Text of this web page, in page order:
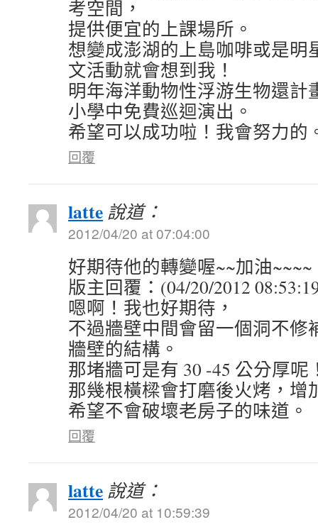
考空間，
提供便宜的上課場所。
想變成澎湖的上島咖啡或是明
文活動就會想到我！
明年海洋動物性浮游生物還計
小學中免費巡迴演出。
希望可以成功啦！我會努力的
回覆
latte 說道：
2012/04/20 at 07:04:00
好期待他的轉變喔~~加油~~~~
版主回覆：(04/20/2012
嗯啊！我也好期待，
不過牆壁中間會留一個洞不修
牆壁的結構。
那堵牆可是有 30 -45 公分厚呢
那幾根橫樑會打磨後火烤，增
希望不會破壞老房子的味道。
回覆
latte 說道：
2012/04/20 at 10:59:39